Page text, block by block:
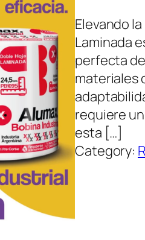
Elevando
Laminada
perfecta
materiales
requiere
esta […]
Category: